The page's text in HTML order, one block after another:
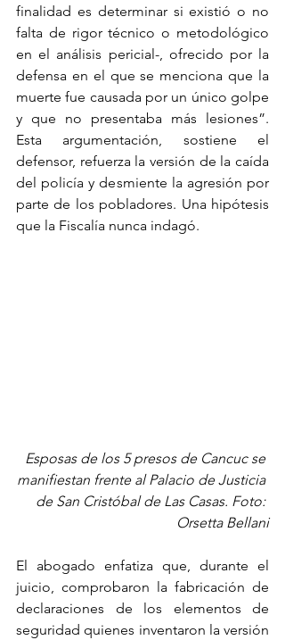
finalidad es determinar si existió o no
falta de rigor técnico o metodológico
en el análisis pericial-, ofrecido por la
defensa en el que se menciona que la
muerte fue causada por un único golpe
y que no presentaba más lesiones”.
Esta argumentación, sostiene el
defensor, refuerza la versión de la caída
del policía y desmiente la agresión por
parte de los pobladores. Una hipótesis
que la Fiscalía nunca indagó.
Esposas de los 5 presos de Cancuc se
manifiestan frente al Palacio de Justicia
de San Cristóbal de Las Casas. Foto:
Orsetta Bellani
El abogado enfatiza que, durante el
juicio, comprobaron la fabricación de
declaraciones de los elementos de
seguridad quienes inventaron la versión